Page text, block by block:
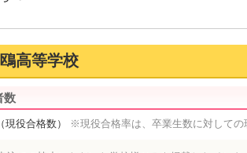
高等学校
数
現役合格数） ※現役合格率は、卒業生数に対しての